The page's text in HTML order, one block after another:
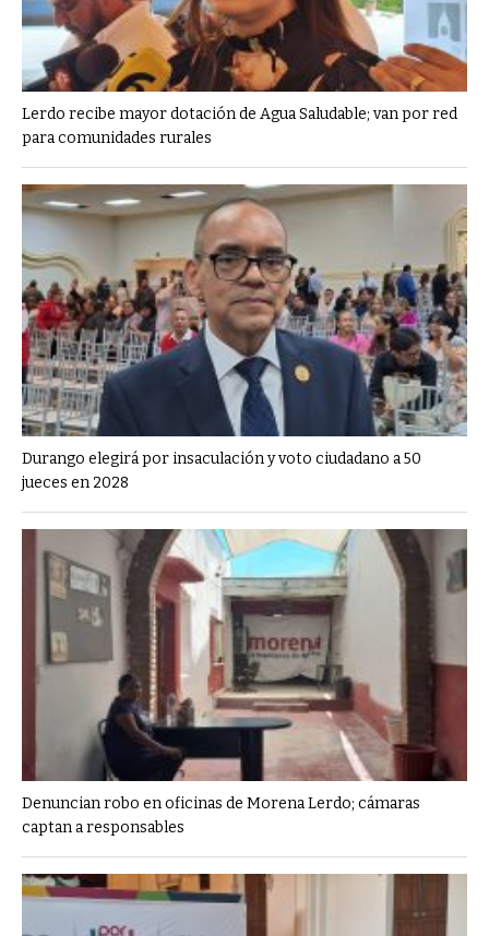
Lerdo recibe mayor dotación de Agua Saludable; van por red
para comunidades rurales
Durango elegirá por insaculación y voto ciudadano a 50
jueces en 2028
Denuncian robo en oficinas de Morena Lerdo; cámaras
captan a responsables